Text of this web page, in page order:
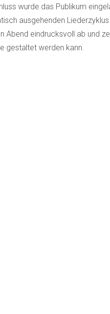
wurde das Publikum
ausgehenden
Abend eindrucksvoll ab und
gestaltet werden kann.